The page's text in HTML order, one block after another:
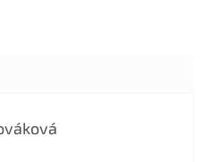
je 5 z 5 hvězdiček.